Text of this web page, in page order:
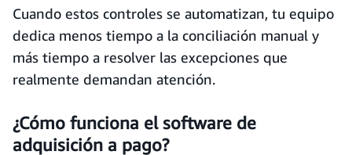
Cuando estos controles se automatizan, tu equipo
dedica menos tiempo a la conciliación manual y
más tiempo a resolver las excepciones que
realmente demandan atención.
¿Cómo funciona el software de
adquisición a pago?